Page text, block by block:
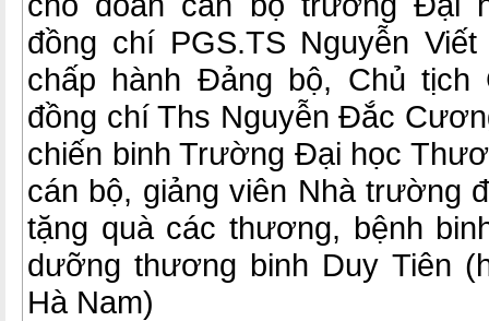
đồng chí PGS.TS Nguyễn
chấp hành Đảng bộ, Chủ tịch
đồng chí Ths Nguyễn Đắc
chiến binh Trường Đại học
cán bộ, giảng viên Nhà trường
tặng quà các thương, bệnh
dưỡng thương binh Duy Tiên
Hà Nam)